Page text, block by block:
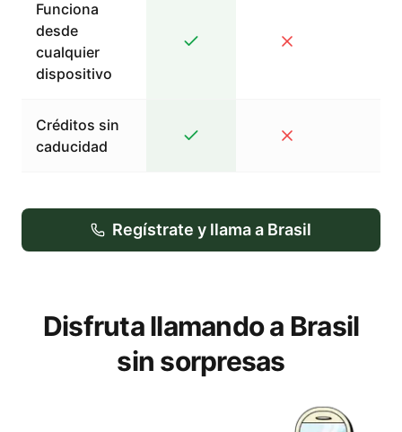
Funciona
desde
cualquier
dispositivo
Créditos sin
caducidad
Regístrate y llama a Brasil
Disfruta llamando a Brasil
sin sorpresas